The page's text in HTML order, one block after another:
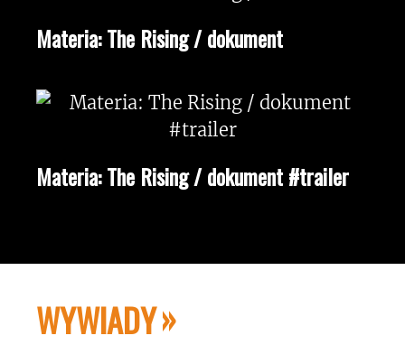
Materia: The Rising / dokument
Materia: The Rising / dokument #trailer
WYWIADY